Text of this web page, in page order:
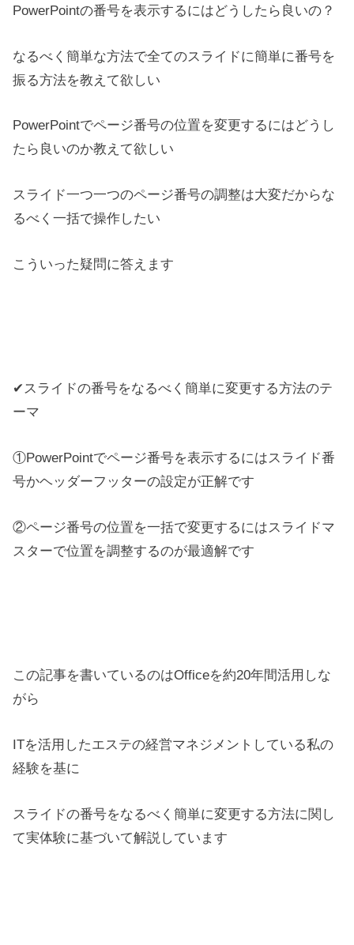
PowerPointの番号を表示するにはどうしたら良いの？
なるべく簡単な方法で全てのスライドに簡単に番号を
振る方法を教えて欲しい
PowerPointでページ番号の位置を変更するにはどうし
たら良いのか教えて欲しい
スライド一つ一つのページ番号の調整は大変だからな
るべく一括で操作したい
こういった疑問に答えます
✔スライドの番号をなるべく簡単に変更する方法のテ
ーマ
①PowerPointでページ番号を表示するにはスライド番
号かヘッダーフッターの設定が正解です
②ページ番号の位置を一括で変更するにはスライドマ
スターで位置を調整するのが最適解です
この記事を書いているのはOfficeを約20年間活用しな
がら
ITを活用したエステの経営マネジメントしている私の
経験を基に
スライドの番号をなるべく簡単に変更する方法に関し
て実体験に基づいて解説しています